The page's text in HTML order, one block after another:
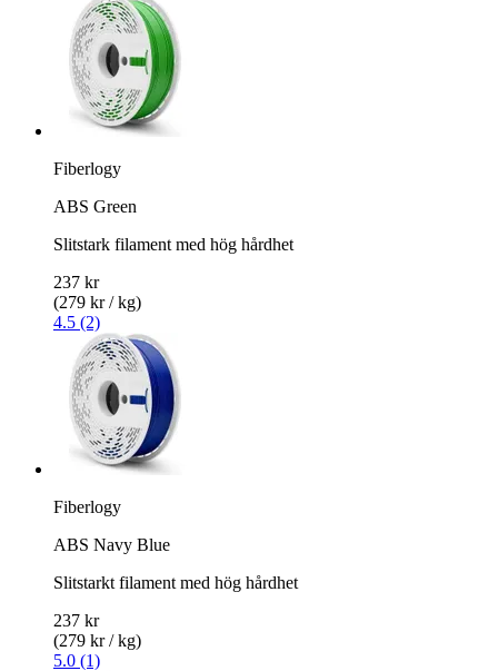
Fiberlogy
ABS Green
Slitstark filament med hög hårdhet
237 kr
(279 kr / kg)
4.5 (2)
Fiberlogy
ABS Navy Blue
Slitstarkt filament med hög hårdhet
237 kr
(279 kr / kg)
5.0 (1)